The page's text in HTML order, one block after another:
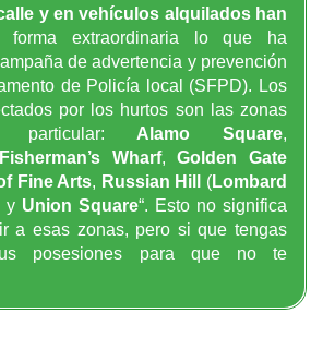
y en vehículos alquilados han
extraordinaria lo que ha
de advertencia y prevención
de Policía local (SFPD). Los
por los hurtos son las zonas
particular: Alamo Square,
Fisherman’s Wharf,Golden Gate
Fine Arts, Russian Hill (Lombard
y Union Square“. Esto no significa
a esas zonas, pero si que tengas
posesiones para que no te